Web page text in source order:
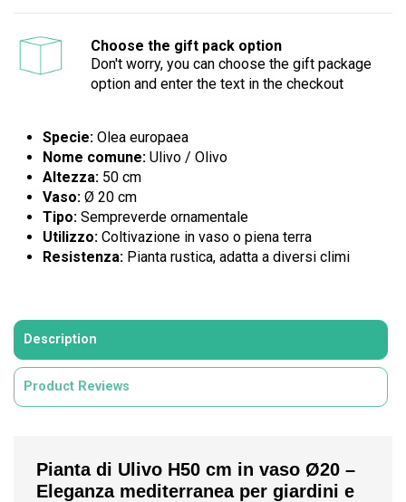
Choose the gift pack option
Don't worry, you can choose the gift package
option and enter the text in the checkout
Specie: Olea europaea
Nome comune: Ulivo / Olivo
Altezza: 50 cm
Vaso: Ø 20 cm
Tipo: Sempreverde ornamentale
Utilizzo: Coltivazione in vaso o piena terra
Resistenza: Pianta rustica, adatta a diversi climi
Description
Product Reviews
Pianta di Ulivo H50 cm in vaso Ø20 –
Eleganza mediterranea per giardini e